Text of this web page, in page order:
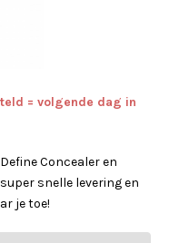
= volgende dag in
Concealer en
snelle levering en
je toe!